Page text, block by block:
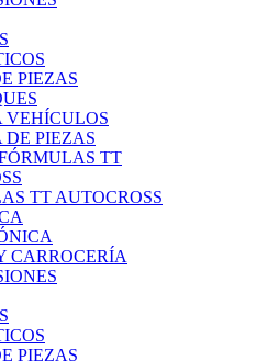
PIEZAS
VEHÍCULOS
DE PIEZAS
TT
TT AUTOCROSS
CARROCERÍA
PIEZAS